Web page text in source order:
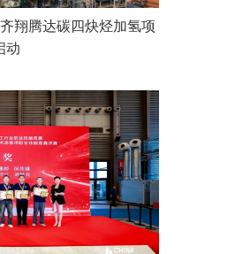
翔腾达碳四炔烃加氢项
动